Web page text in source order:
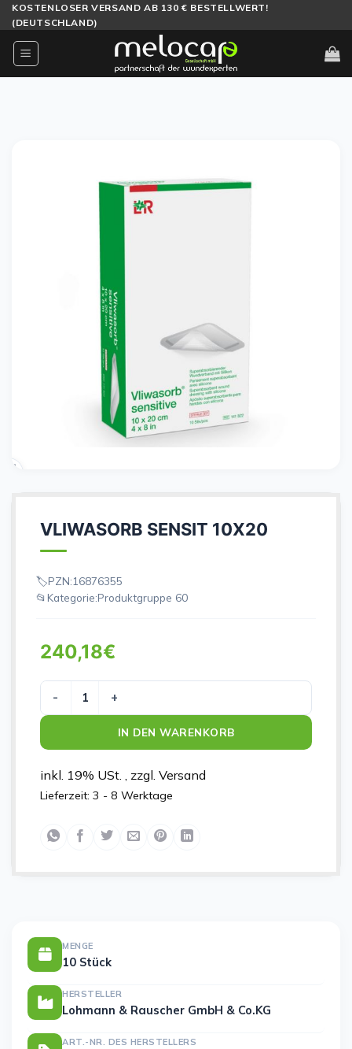
Zum
Inhalt
springen
KOSTENLOSER VERSAND AB 130 € BESTELLWERT!
(DEUTSCHLAND)
VLIWASORB SENSIT 10X20
PZN:16876355
Kategorie:Produktgruppe 60
240,18€
VLIWASORB SENSIT 10X20 Menge
IN DEN WARENKORB
inkl. 19% USt. , zzgl. Versand
Lieferzeit: 3 - 8 Werktage
MENGE
10 Stück
HERSTELLER
Lohmann & Rauscher GmbH & Co.KG
ART.-NR. DES HERSTELLERS